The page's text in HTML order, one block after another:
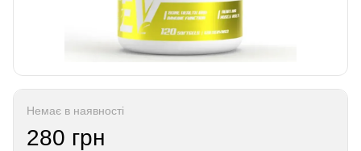
Немає в наявності
280 грн